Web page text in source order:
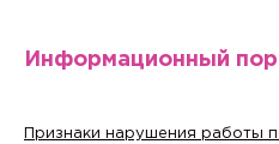
Информационный
Признаки нарушения работы